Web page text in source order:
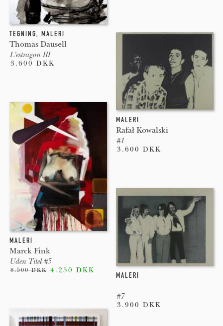
TEGNING, MALERI
Thomas Dausell
L’estragon III
3.600 DKK
MALERI
Marck Fink
Uden Titel #5
8.500 DKK 4.250 DKK
MALERI
Rafał Kowalski
#1
3.600 DKK
MALERI
#7
3.900 DKK